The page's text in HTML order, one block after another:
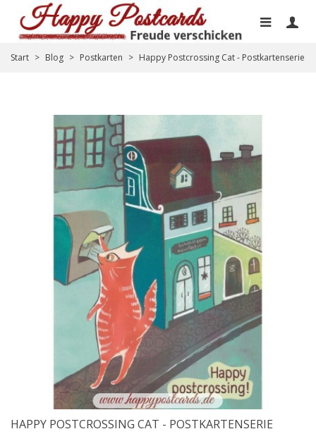
Start > Blog > Postkarten > Happy Postcrossing Cat - Postkartenserie
HAPPY POSTCROSSING CAT - POSTKARTENSERIE